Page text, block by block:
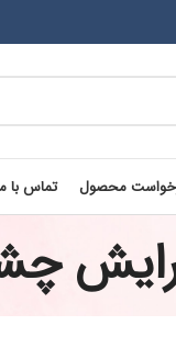
محصول تماس با